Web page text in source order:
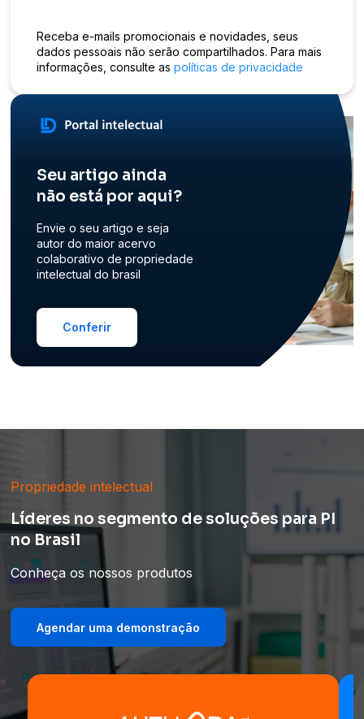
Receba e-mails promocionais e novidades, seus
dados pessoais não serão compartilhados. Para mais
informações, consulte as políticas de privacidade
Seu artigo ainda
não está por aqui?
Envie o seu artigo e seja
autor do maior acervo
colaborativo de propriedade
intelectual do brasil
Conferir
Propriedade intelectual
Líderes no segmento de soluções para PI
no Brasil
Conheça os nossos produtos
Agendar uma demonstração